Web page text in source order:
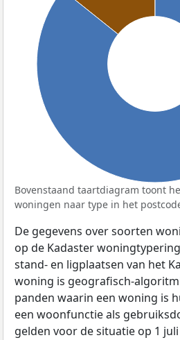
Bovenstaand taartdiagram toont
woningen naar type in het
De gegevens over soorten
op de Kadaster
stand- en ligplaatsen van het
woning is geografisch-
panden waarin een woning is
een woonfunctie als
gelden voor de situatie op 1 juli